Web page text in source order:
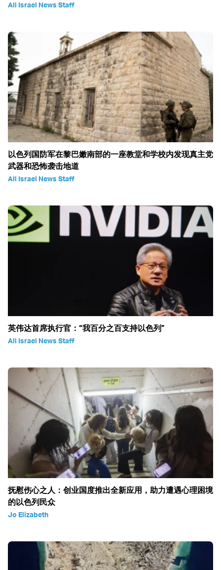
All Israel News Staff
以色列国防军在黎巴嫩南部的一座教堂和学校内发现真主党
武器和恐怖袭击地道
All Israel News Staff
英伟达首席执行官：“我百分之百支持以色列”
All Israel News Staff
抚慰伤心之人：创业国度推出全新应用，助力遭遇心理困境
的以色列民众
Jo Elizabeth